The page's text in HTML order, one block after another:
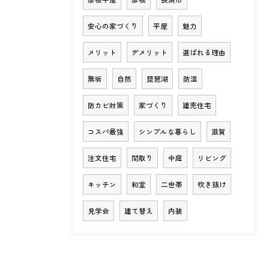
安心の家づくり 平屋 魅力
メリット デメリット 選ばれる理由
無垢 自然 琵琶湖 防湿
防カビ対策 家づくり 建売住宅
コスパ最強 シンプルな暮らし 滋賀
注文住宅 間取り 中庭 リビング
キッチン 和室 二世帯 吹き抜け
見学会 建て替え 内装